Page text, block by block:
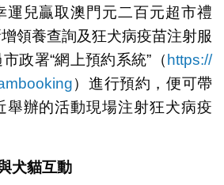
運兒贏取澳門元二百元超市禮
領養查詢及狂犬病疫苗注射服
政署“網上預約系統”（ https://
）進行預約，便可帶
舉辦的活動現場注射狂犬病疫
犬貓互動